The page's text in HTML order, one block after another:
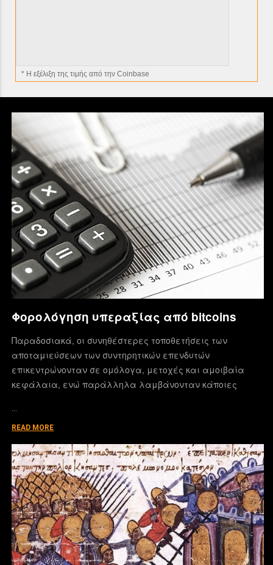
* H εξέλιξη της τιμής από την Coinbase
Φορολόγηση υπεραξίας από bitcoins
Παραδοσιακά, οι συνηθέστερες τοποθετήσεις των
αποταμιεύσεων των συντηρητικών επενδυτών
επικεντρώνονταν σε ομόλογα, μετοχές και αμοιβαία
κεφάλαια, ενώ παράλληλα λαμβάνονταν κάποιες
…
READ MORE